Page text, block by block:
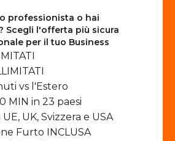
professionista o hai
Scegli l'offerta più sicura
per il tuo Business
vs l'Estero
MIN in 23 paesi
UK, Svizzera e USA
Furto INCLUSA